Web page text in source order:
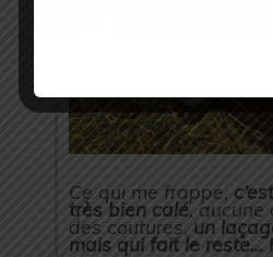
Ce qui me frappe,
très bien calé, aucune
des coutures,un
mais qui fait le reste…